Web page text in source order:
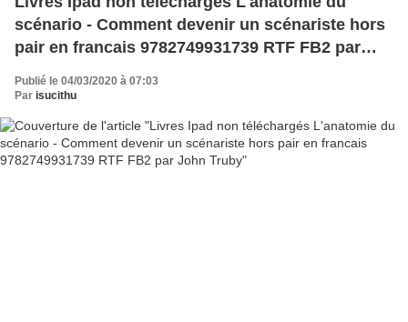
scénario - Comment devenir un scénariste hors
pair en francais 9782749931739 RTF FB2 par
Publié le 04/03/2020 à 07:03
Par isucithu